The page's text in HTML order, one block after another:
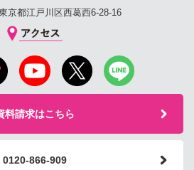
京都江戸川区西葛西6-28-16
料請求はこちら
0120-866-909